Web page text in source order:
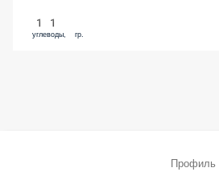
11
углеводы, гр.
Профиль